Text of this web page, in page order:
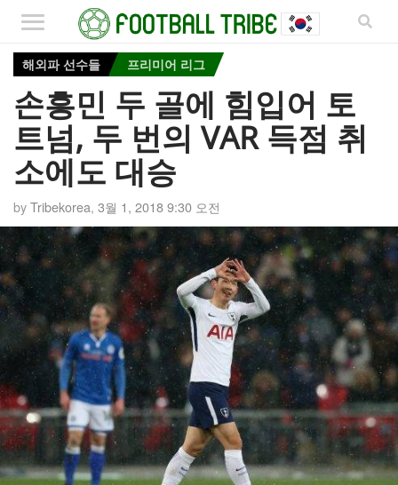
해외파 선수들 프리미어 리그
손흥민 두 골에 힘입어 토
트넘, 두 번의 VAR 득점 취
소에도 대승
byTribekorea, 3월 1, 2018 9:30 오전